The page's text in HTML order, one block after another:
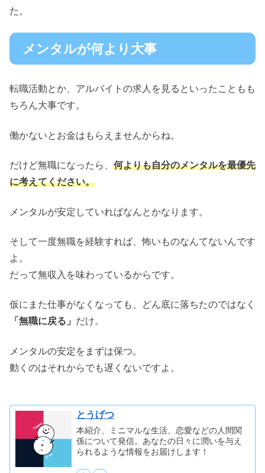
た。
メンタルが何より大事
転職活動とか、アルバイトの求人を見るといったこともも
ちろん大事です。
働かないとお金はもらえませんからね。
だけど無職になったら、 何よりも自分のメンタルを最優先
に考えてください。
メンタルが安定していればなんとかなります。
そして一度無職を経験すれば、怖いものなんてないんです
よ。
だって無収入を味わっているからです。
仮にまた仕事がなくなっても、どん底に落ちたのではなく
「無職に戻る」 だけ。
メンタルの安定をまずは保つ。
動くのはそれからでも遅くないですよ。
とうげつ
本紹介、ミニマルな生活、恋愛などの人間関
係について発信。あなたの日々に潤いを与え
られるような情報をお届けします！